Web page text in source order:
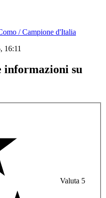
/ Campione d'Italia
16:11
informazioni su
Valuta 5